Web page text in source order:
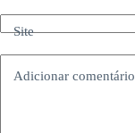
Site
Adicionar comentário